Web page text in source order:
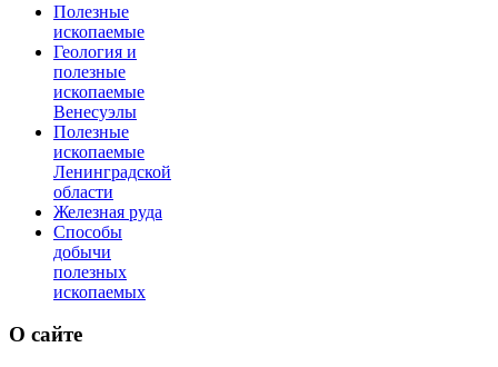
Полезные
ископаемые
Геология и
полезные
ископаемые
Венесуэлы
Полезные
ископаемые
Ленинградской
области
Железная руда
Способы
добычи
полезных
ископаемых
О сайте